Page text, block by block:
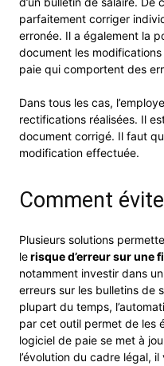
parfaitement corriger
erronée. Il a également la
document les
paie qui comportent des
Dans tous les cas,
rectifications réalisées. Il
document corrigé. Il faut
modification effectuée.
Comment
Plusieurs solutions
lerisque d’erreur sur une
notamment investir dans
erreurs sur les bulletins de
plupart du temps,
par cet outil permet de les
logiciel de paie se met à
l’évolution du cadre légal,